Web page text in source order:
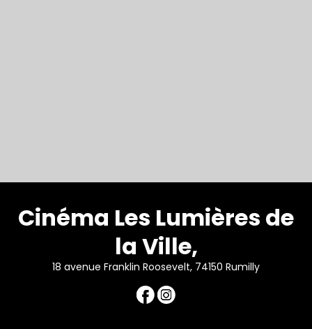
Cinéma Les Lumières de
la Ville,
18 avenue Franklin Roosevelt, 74150 Rumilly